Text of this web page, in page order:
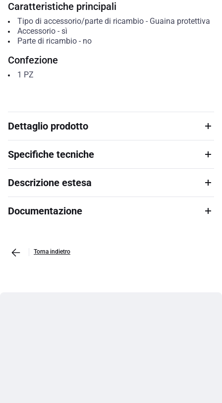
Caratteristiche principali
Tipo di accessorio/parte di ricambio- Guaina protettiva
Accessorio- sì
Parte di ricambio- no
Confezione
1 PZ
Dettaglio prodotto
Specifiche tecniche
Descrizione estesa
Documentazione
Torna indietro